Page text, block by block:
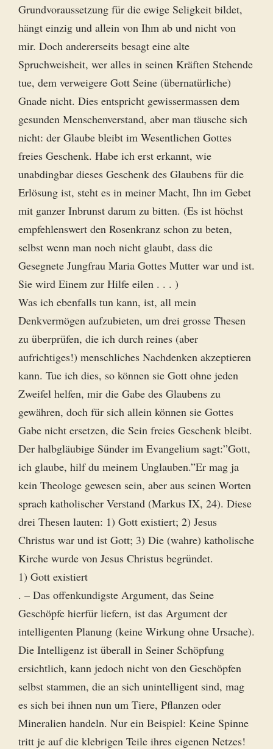
Grundvoraussetzung für die ewige Seligkeit bildet,
hängt einzig und allein von Ihm ab und nicht von
mir. Doch andererseits besagt eine alte
Spruchweisheit, wer alles in seinen Kräften Stehende
tue, dem verweigere Gott Seine (übernatürliche)
Gnade nicht. Dies entspricht gewissermassen dem
gesunden Menschenverstand, aber man täusche sich
nicht: der Glaube bleibt im Wesentlichen Gottes
freies Geschenk. Habe ich erst erkannt, wie
unabdingbar dieses Geschenk des Glaubens für die
Erlösung ist, steht es in meiner Macht, Ihn im Gebet
mit ganzer Inbrunst darum zu bitten. (Es ist höchst
empfehlenswert den Rosenkranz schon zu beten,
selbst wenn man noch nicht glaubt, dass die
Gesegnete Jungfrau Maria Gottes Mutter war und ist.
Sie wird Einem zur Hilfe eilen . . . )
Was ich ebenfalls tun kann, ist, all mein
Denkvermögen aufzubieten, um drei grosse Thesen
zu überprüfen, die ich durch reines (aber
aufrichtiges!) menschliches Nachdenken akzeptieren
kann. Tue ich dies, so können sie Gott ohne jeden
Zweifel helfen, mir die Gabe des Glaubens zu
gewähren, doch für sich allein können sie Gottes
Gabe nicht ersetzen, die Sein freies Geschenk bleibt.
Der halbgläubige Sünder im Evangelium sagt:”Gott,
ich glaube, hilf du meinem Unglauben.”Er mag ja
kein Theologe gewesen sein, aber aus seinen Worten
sprach katholischer Verstand (Markus IX, 24). Diese
drei Thesen lauten: 1) Gott existiert; 2) Jesus
Christus war und ist Gott; 3) Die (wahre) katholische
Kirche wurde von Jesus Christus begründet.
1) Gott existiert
. – Das offenkundigste Argument, das Seine
Geschöpfe hierfür liefern, ist das Argument der
intelligenten Planung (keine Wirkung ohne Ursache).
Die Intelligenz ist überall in Seiner Schöpfung
ersichtlich, kann jedoch nicht von den Geschöpfen
selbst stammen, die an sich unintelligent sind, mag
es sich bei ihnen nun um Tiere, Pflanzen oder
Mineralien handeln. Nur ein Beispiel: Keine Spinne
tritt je auf die klebrigen Teile ihres eigenen Netzes!